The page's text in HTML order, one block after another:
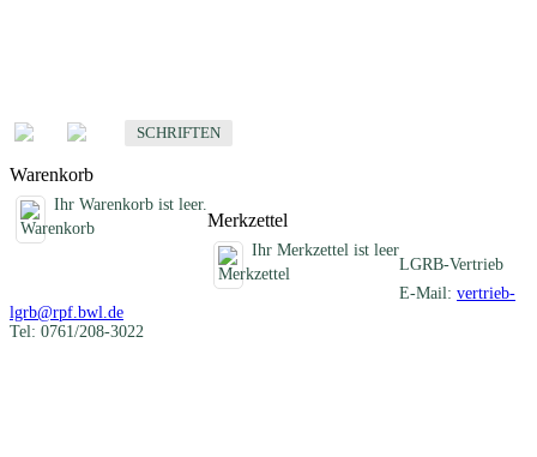
SCHRIFTEN
Warenkorb
Ihr Warenkorb ist leer.
Merkzettel
Ihr Merkzettel ist leer
LGRB-Vertrieb
E-Mail: vertrieb-
lgrb@rpf.bwl.de
Tel: 0761/208-3022